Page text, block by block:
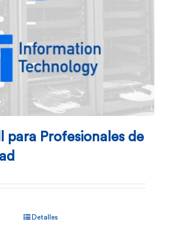
para Profesionales de
Detalles